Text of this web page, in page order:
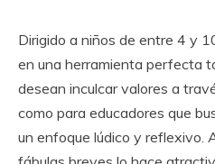
Dirigido a niños de entre 4 y
en una herramienta perfecta
desean inculcar valores a
como para educadores que
un enfoque lúdico y reflexivo.